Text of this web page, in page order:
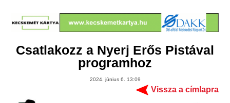
Csatlakozz a Nyerj Erős Pistával
programhoz
2024. június 6. 13:09
Vissza a címlapra